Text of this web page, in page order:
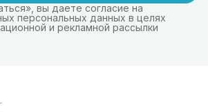
вы даете согласие на
персональных данных в целях
и рекламной рассылки